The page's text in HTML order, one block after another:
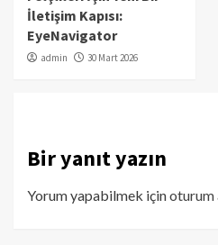
İletişim Kapısı:
EyeNavigator
admin 30 Mart 2026
Bir yanıt yazın
Yorum yapabilmek içinoturum